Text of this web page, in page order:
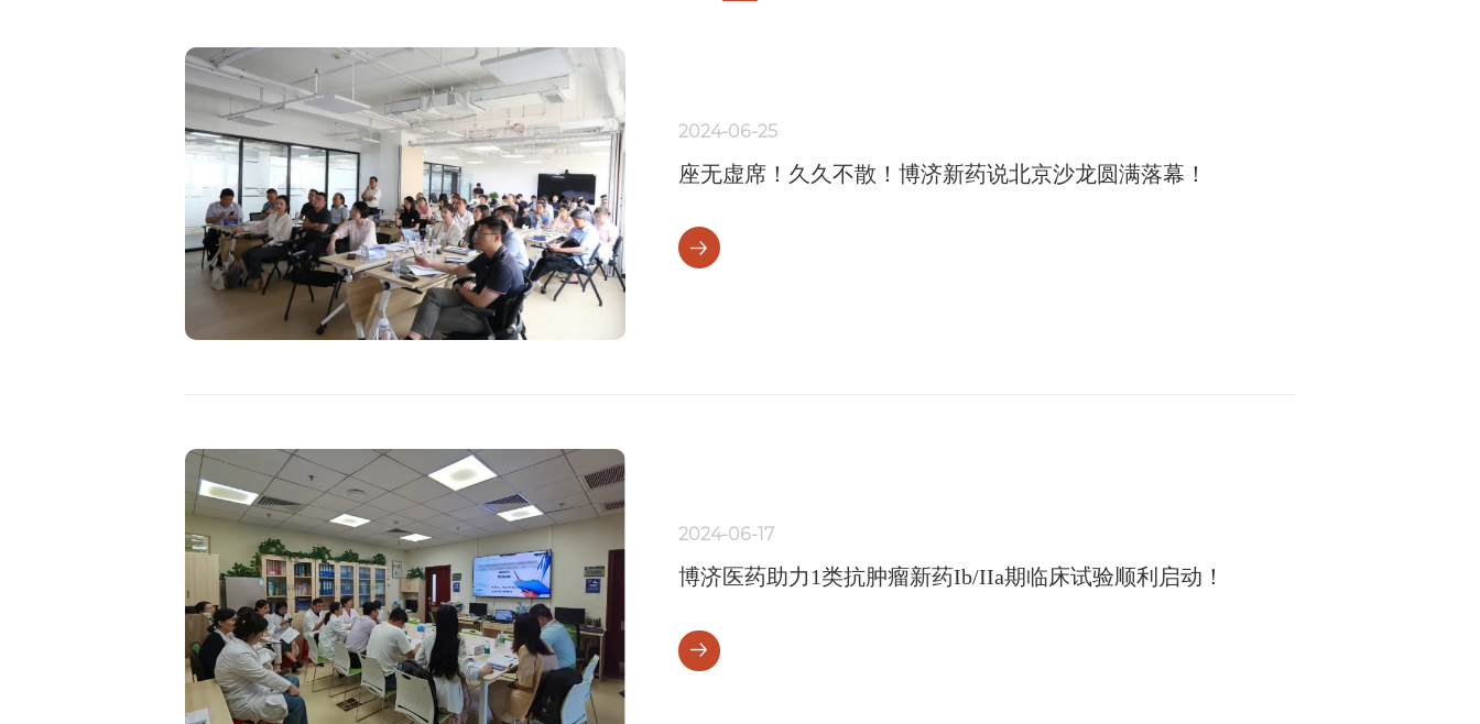
2024-06-25
座无虚席！久久不散！博济新药说北京沙龙圆满落幕！
2024-06-17
博济医药助力1类抗肿瘤新药Ib/IIa期临床试验顺利启动！